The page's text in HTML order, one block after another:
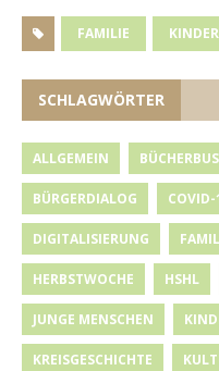
FAMILIE KINDER
SCHLAGWÖRTER
ALLGEMEIN BÜCHERBUS
BÜRGERDIALOG
DIGITALISIERUNG
HERBSTWOCHE HSHL
JUNGE MENSCHEN
KREISGESCHICHTE